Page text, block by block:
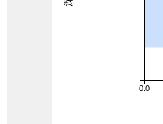
0.0